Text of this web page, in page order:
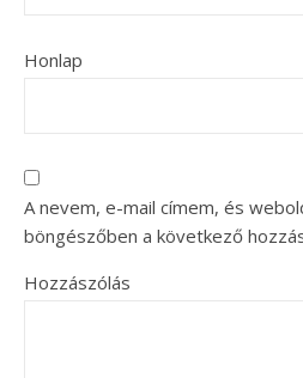
Honlap
A nevem, e-mail címem, és
böngészőben a következő
Hozzászólás